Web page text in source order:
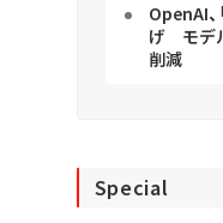
OpenAI
げ モデ
削減
Special